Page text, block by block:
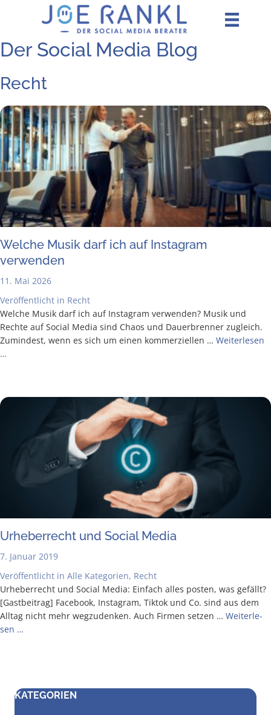
Der Social Media Blog
Recht
Wel­che Musik darf ich auf Insta­gram
verwenden
11. Mai 2026
Veröffentlicht in Recht
Wel­che Musik darf ich auf Insta­gram ver­wen­den? Musik und
Rech­te auf Social Media sind Cha­os und Dau­er­bren­ner zugleich.
Zumin­dest, wenn es sich um einen kom­mer­zi­el­len … Wei­ter­le­sen
…
Urhe­ber­recht und Social Media
7. Januar 2019
Veröffentlicht in Alle Kategorien, Recht
Urhe­ber­recht und Social Media: Ein­fach alles pos­ten, was gefällt?
[Gast­bei­trag] Face­book, Insta­gram, Tik­tok und Co. sind aus dem
All­tag nicht mehr weg­zu­den­ken. Auch Fir­men set­zen … Wei­ter­le­
sen …
KATEGORIEN